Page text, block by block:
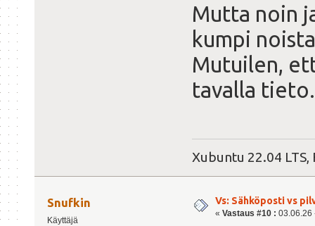
Mutta noin
kumpi
Mutuilen,
tavalla tieto.
Xubuntu 22.04
Snufkin
Käyttäjä
Vs: Sähköposti vs
« Vastaus #10 : 03.06.26